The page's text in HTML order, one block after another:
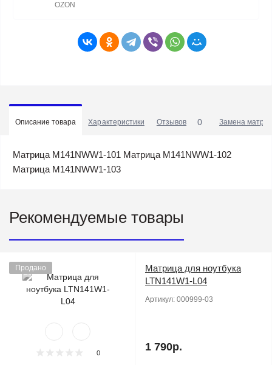
OZON
Описание товара Характеристики Отзывов 0 Замена
Матрица M141NWW1-101 Матрица M141NWW1-102
Матрица M141NWW1-103
Рекомендуемые товары
Продано
0
Матрица для ноутбука
LTN141W1-L04
Артикул: 000999-03
1 790р.